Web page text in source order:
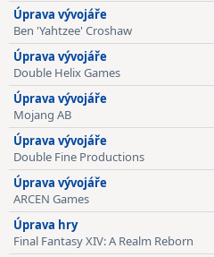
Úprava vývojáře
Ben 'Yahtzee' Croshaw
Úprava vývojáře
Double Helix Games
Úprava vývojáře
Mojang AB
Úprava vývojáře
Double Fine Productions
Úprava vývojáře
ARCEN Games
Úprava hry
Final Fantasy XIV: A Realm Reborn